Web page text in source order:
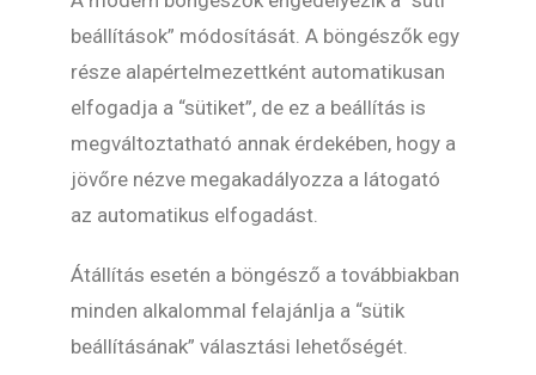
beállítások” módosítását. A böngészők egy
része alapértelmezettként automatikusan
elfogadja a “sütiket”, de ez a beállítás is
megváltoztatható annak érdekében, hogy a
jövőre nézve megakadályozza a látogató
az automatikus elfogadást.
Átállítás esetén a böngésző a továbbiakban
minden alkalommal felajánlja a “sütik
beállításának” választási lehetőségét.